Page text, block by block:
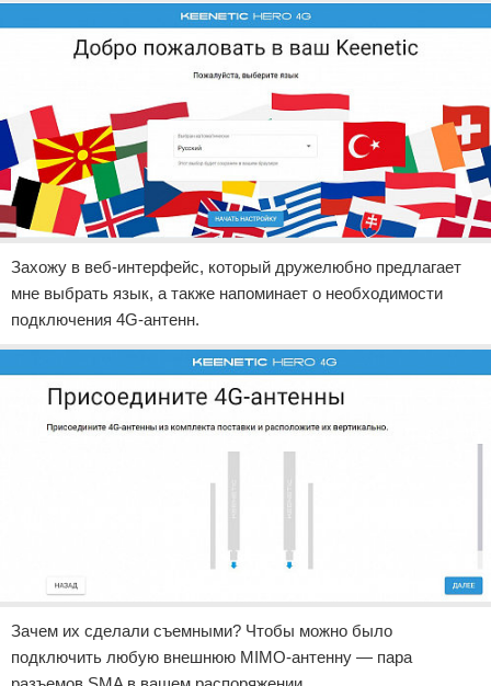
Захожу в веб-интерфейс, который дружелюбно предлагает
мне выбрать язык, а также напоминает о необходимости
подключения 4G-антенн.
Зачем их сделали съемными? Чтобы можно было
подключить любую внешнюю MIMO-антенну — пара